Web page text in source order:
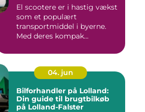
El scootere er i hastig vækst
som et populært
transportmiddel i byerne.
Med deres kompak...
04. jun
Bilforhandler på Lolland:
Din guide til brugtbilkøb
på Lolland-Falster